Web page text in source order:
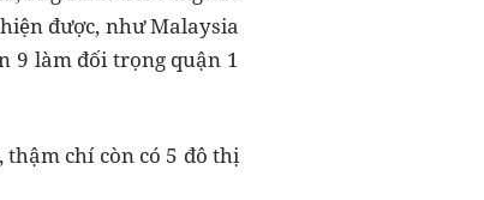
được, như Malaysia
9 làm đối trọng quận 1
chí còn có 5 đô thị